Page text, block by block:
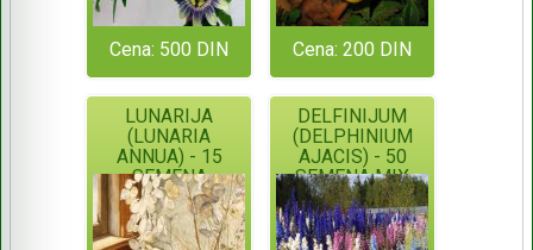
Cena: 500 DIN Cena: 200 DIN
LUNARIJA
(LUNARIA
ANNUA) - 15
SEMENA
DELFINIJUM
(DELPHINIUM
AJACIS) - 50
SEMENA MIX
BOJA